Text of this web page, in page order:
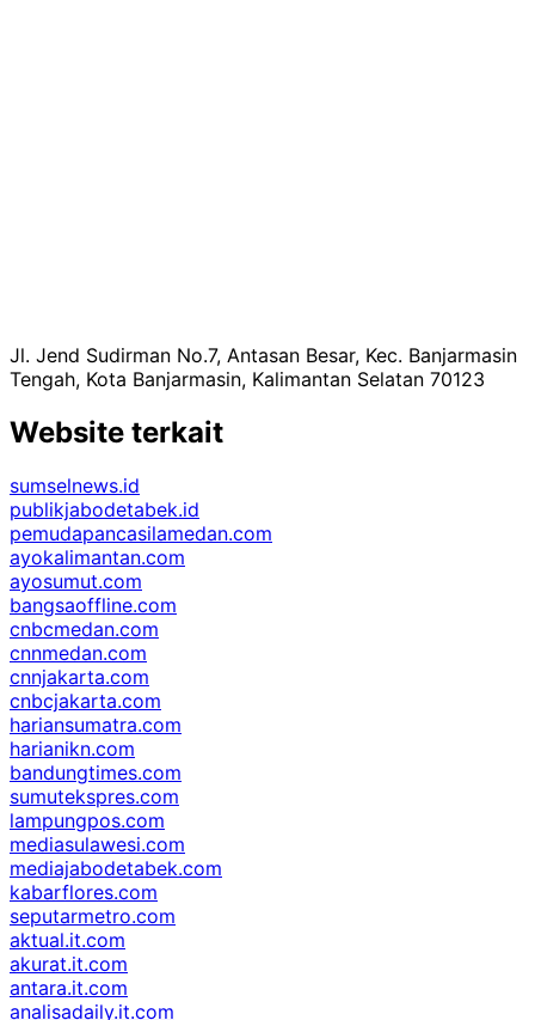
Jl. Jend Sudirman No.7, Antasan Besar, Kec. Banjarmasin
Tengah, Kota Banjarmasin, Kalimantan Selatan 70123
Website terkait
sumselnews.id
publikjabodetabek.id
pemudapancasilamedan.com
ayokalimantan.com
ayosumut.com
bangsaoffline.com
cnbcmedan.com
cnnmedan.com
cnnjakarta.com
cnbcjakarta.com
hariansumatra.com
harianikn.com
bandungtimes.com
sumutekspres.com
lampungpos.com
mediasulawesi.com
mediajabodetabek.com
kabarflores.com
seputarmetro.com
aktual.it.com
akurat.it.com
antara.it.com
analisadaily.it.com